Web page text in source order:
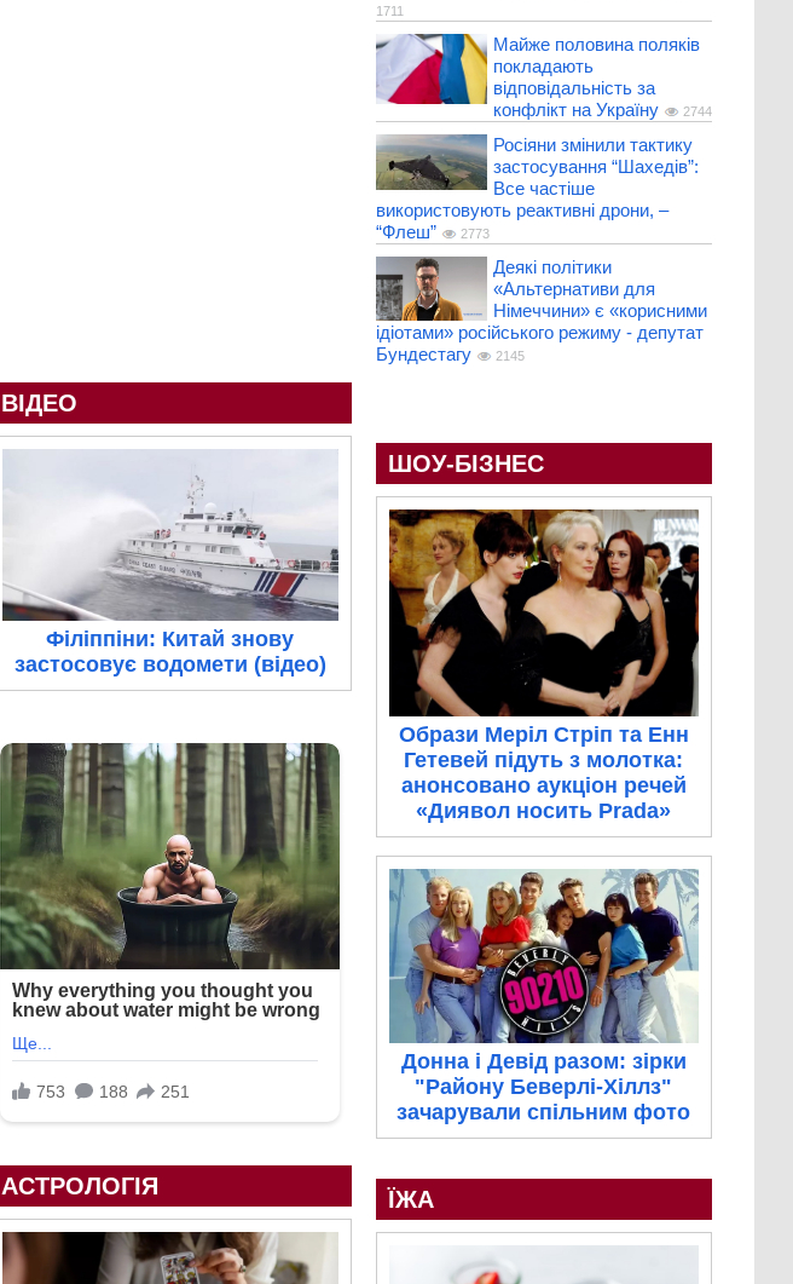
ВІДЕО
Філіппіни: Китай знову
застосовує водомети (відео)
АСТРОЛОГІЯ
1711
Майже половина поляків
покладають
відповідальність за
конфлікт на Україну
2744
Росіяни змінили тактику
застосування “Шахедів”:
Все частіше
використовують реактивні дрони, –
“Флеш”
2773
Деякі політики
«Альтернативи для
Німеччини» є «корисними
ідіотами» російського режиму - депутат
Бундестагу
2145
ШОУ-БІЗНЕС
Образи Меріл Стріп та Енн
Гетевей підуть з молотка:
анонсовано аукціон речей
«Диявол носить Prada»
Донна і Девід разом: зірки
"Району Беверлі-Хіллз"
зачарували спільним фото
ЇЖА